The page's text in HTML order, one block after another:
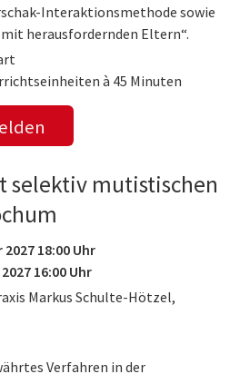
Interaktionsmethode sowie
mit herausfordernden Eltern“.
à 45 Minuten
selektiv mutistischen
18:00 Uhr
16:00 Uhr
Markus Schulte-Hötzel,
Verfahren in der